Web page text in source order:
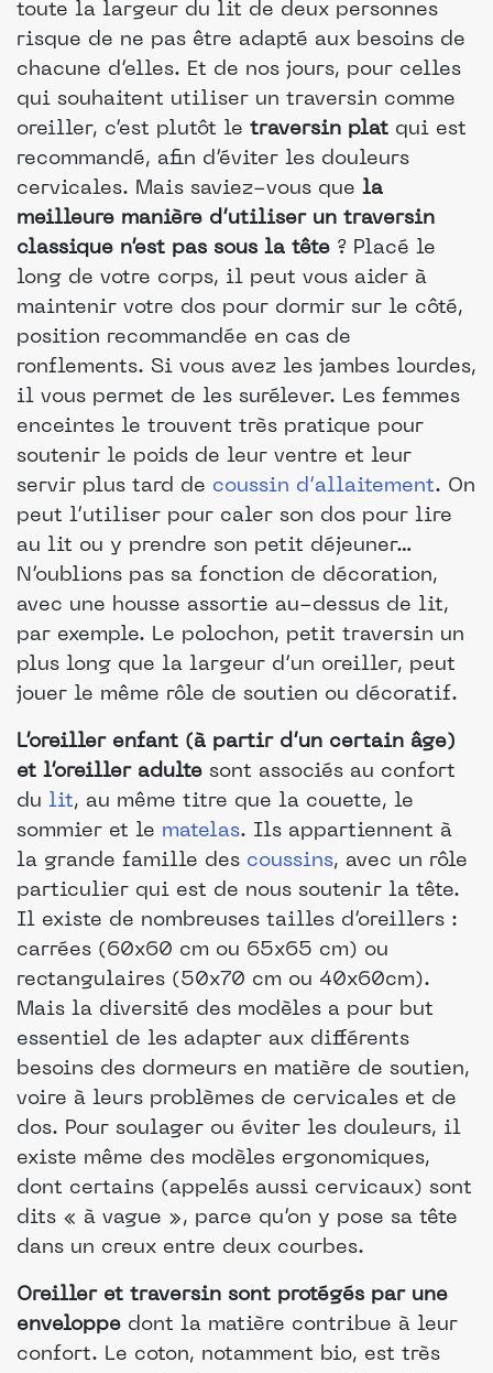
toute la largeur du lit de deux personnes
risque de ne pas être adapté aux besoins de
chacune d’elles. Et de nos jours, pour celles
qui souhaitent utiliser un traversin comme
oreiller, c’est plutôt le traversin plat qui est
recommandé, afin d’éviter les douleurs
cervicales. Mais saviez-vous que la
meilleure manière d’utiliser un traversin
classique n’est pas sous la tête ? Placé le
long de votre corps, il peut vous aider à
maintenir votre dos pour dormir sur le côté,
position recommandée en cas de
ronflements. Si vous avez les jambes lourdes,
il vous permet de les surélever. Les femmes
enceintes le trouvent très pratique pour
soutenir le poids de leur ventre et leur
servir plus tard de coussin d’allaitement. On
peut l’utiliser pour caler son dos pour lire
au lit ou y prendre son petit déjeuner…
N’oublions pas sa fonction de décoration,
avec une housse assortie au-dessus de lit,
par exemple. Le polochon, petit traversin un
plus long que la largeur d’un oreiller, peut
jouer le même rôle de soutien ou décoratif.
L’oreiller enfant (à partir d’un certain âge)
et l’oreiller adulte sont associés au confort
du lit, au même titre que la couette, le
sommier et le matelas. Ils appartiennent à
la grande famille des coussins, avec un rôle
particulier qui est de nous soutenir la tête.
Il existe de nombreuses tailles d’oreillers :
carrées (60x60 cm ou 65x65 cm) ou
rectangulaires (50x70 cm ou 40x60cm).
Mais la diversité des modèles a pour but
essentiel de les adapter aux différents
besoins des dormeurs en matière de soutien,
voire à leurs problèmes de cervicales et de
dos. Pour soulager ou éviter les douleurs, il
existe même des modèles ergonomiques,
dont certains (appelés aussi cervicaux) sont
dits « à vague », parce qu’on y pose sa tête
dans un creux entre deux courbes.
Oreiller et traversin sont protégés par une
enveloppe dont la matière contribue à leur
confort. Le coton, notamment bio, est très